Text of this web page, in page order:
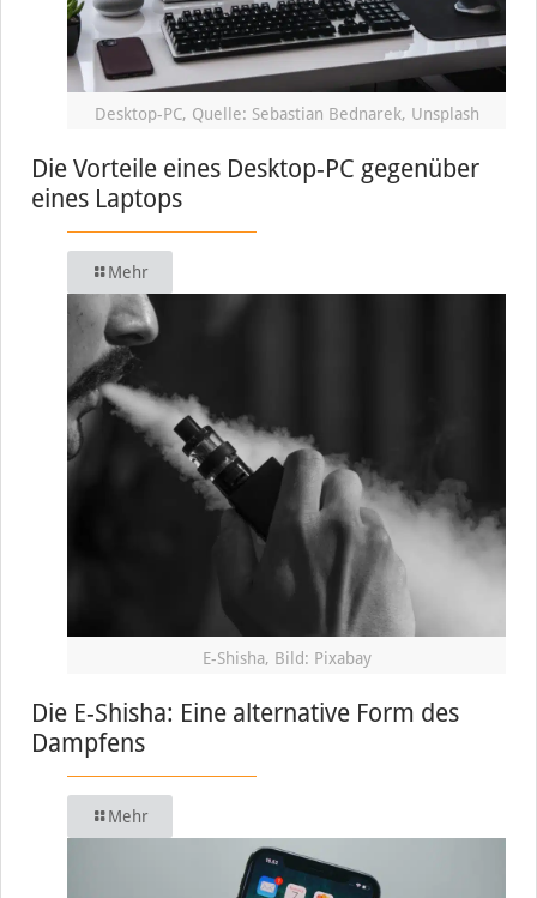
Desktop-PC, Quelle: Sebastian Bednarek, Unsplash
Die Vorteile eines Desktop-PC gegenüber
eines Laptops
Mehr
E-Shisha, Bild: Pixabay
Die E-Shisha: Eine alternative Form des
Dampfens
Mehr